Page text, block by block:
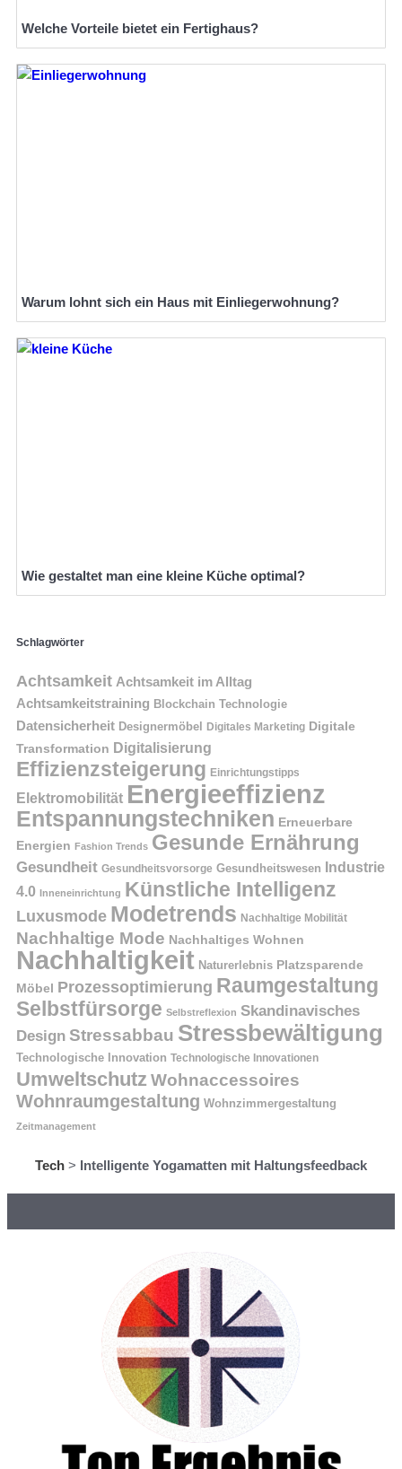
Welche Vorteile bietet ein Fertighaus?
Warum lohnt sich ein Haus mit Einliegerwohnung?
Wie gestaltet man eine kleine Küche optimal?
Schlagwörter
Achtsamkeit Achtsamkeit im Alltag
Achtsamkeitstraining Blockchain Technologie
Datensicherheit Designermöbel Digitales Marketing Digitale
Transformation Digitalisierung
Effizienzsteigerung Einrichtungstipps
Elektromobilität Energieeffizienz
Entspannungstechniken Erneuerbare
Energien Fashion Trends Gesunde Ernährung
Gesundheit Gesundheitsvorsorge Gesundheitswesen
Industrie
4.0
Inneneinrichtung Künstliche Intelligenz
Luxusmode Modetrends Nachhaltige Mobilität
Nachhaltige Mode Nachhaltiges Wohnen
Nachhaltigkeit Naturerlebnis Platzsparende
Möbel
Prozessoptimierung Raumgestaltung
Selbstfürsorge Selbstreflexion Skandinavisches
Design Stressabbau Stressbewältigung
Technologische Innovation Technologische Innovationen
Umweltschutz Wohnaccessoires
Wohnraumgestaltung Wohnzimmergestaltung
Zeitmanagement
Tech > Intelligente Yogamatten mit Haltungsfeedback